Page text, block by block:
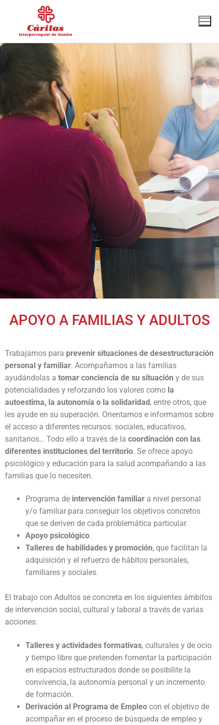
96 287 33 64
interparroquial@caritasgandia.org
Ruta de la Solidaridad
Regala Solidaridad
Empresas con corazón
Eventos
ENCUENTRO EMPRESARIAL EECC
GALA GASTRONÓMICA SOLIDARIA
I INTERTRAIL SOLIDARIO
APOYO A FAMILIAS Y ADULTOS
Trabajamos para prevenir situaciones de desestructuración
personal y familiar. Acompañamos a las familias
ayudándolas a tomar conciencia de su situación y de sus
potencialidades y reforzando los valores como la
autoestima, la autonomía o la solidaridad, entre otros, que
les ayude en su superación. Orientamos e informamos sobre
el acceso a diferentes recursos: sociales, educativos,
sanitarios… Todo ello a través de la coordinación con las
diferentes instituciones del territorio. Se ofrece apoyo
psicológico y educación para la salud acompañando a las
familias que lo necesiten.
Programa de intervención familiara nivel personal
y/o familiar para conseguir los objetivos concretos
que se deriven de cada problemática particular.
Apoyo psicológico.
Talleres de habilidades y promoción, que facilitan la
adquisición y el refuerzo de hábitos personales,
familiares y sociales.
El trabajo con Adultos se concreta en los siguientes ámbitos
de intervención social, cultural y laboral a través de varias
acciones:
Talleres y actividades formativas, culturales y de ocio
y tiempo libre que pretenden fomentar la participación
en espacios estructurados donde se posibilite la
convivencia, la autonomía personal y un incremento
de formación.
Derivación al Programa de Empleocon el objetivo de
acompañar en el proceso de búsqueda de empleo y